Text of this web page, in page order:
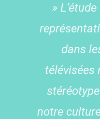
»
dans
télévisées
notre